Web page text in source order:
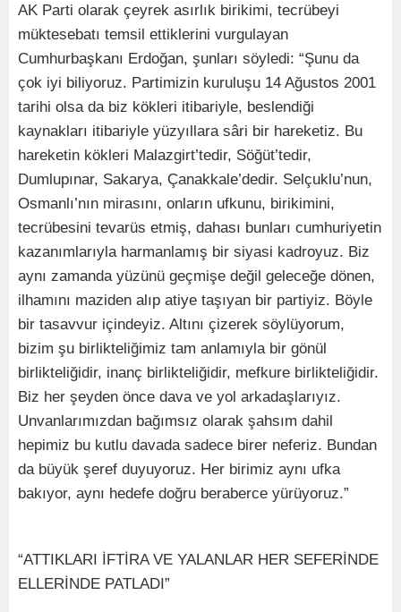
AK Parti olarak çeyrek asırlık birikimi, tecrübeyi
müktesebatı temsil ettiklerini vurgulayan
Cumhurbaşkanı Erdoğan, şunları söyledi: “Şunu da
çok iyi biliyoruz. Partimizin kuruluşu 14 Ağustos 2001
tarihi olsa da biz kökleri itibariyle, beslendiği
kaynakları itibariyle yüzyıllara sâri bir hareketiz. Bu
hareketin kökleri Malazgirt’tedir, Söğüt’tedir,
Dumlupınar, Sakarya, Çanakkale’dedir. Selçuklu’nun,
Osmanlı’nın mirasını, onların ufkunu, birikimini,
tecrübesini tevarüs etmiş, dahası bunları cumhuriyetin
kazanımlarıyla harmanlamış bir siyasi kadroyuz. Biz
aynı zamanda yüzünü geçmişe değil geleceğe dönen,
ilhamını maziden alıp atiye taşıyan bir partiyiz. Böyle
bir tasavvur içindeyiz. Altını çizerek söylüyorum,
bizim şu birlikteliğimiz tam anlamıyla bir gönül
birlikteliğidir, inanç birlikteliğidir, mefkure birlikteliğidir.
Biz her şeyden önce dava ve yol arkadaşlarıyız.
Unvanlarımızdan bağımsız olarak şahsım dahil
hepimiz bu kutlu davada sadece birer neferiz. Bundan
da büyük şeref duyuyoruz. Her birimiz aynı ufka
bakıyor, aynı hedefe doğru beraberce yürüyoruz.”
“ATTIKLARI İFTİRA VE YALANLAR HER SEFERİNDE
ELLERİNDE PATLADI”